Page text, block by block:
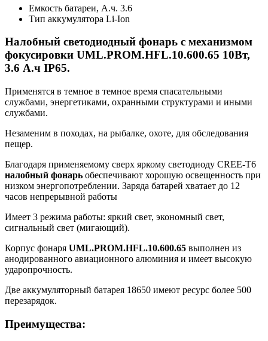
Емкость батареи, А.ч. 3.6
Тип аккумулятора Li-Ion
Налобный светодиодный фонарь с механизмом
фокусировки UML.PROM.HFL.10.600.65 10Вт,
3.6 А.ч IP65.
Применятся в темное в темное время спасательными
службами, энергетиками, охранными структурами и иными
службами.
Незаменим в походах, на рыбалке, охоте, для обследования
пещер.
Благодаря применяемому сверх яркому светодиоду CREE-T6
налобный фонарь обеспечивают хорошую освещенность при
низком энергопотреблении. Заряда батарей хватает до 12
часов непрерывной работы
Имеет 3 режима работы: яркий свет, экономный свет,
сигнальный свет (мигающий).
Корпус фонаря UML.PROM.HFL.10.600.65 выполнен из
анодированного авиационного алюминия и имеет высокую
ударопрочность.
Две аккумуляторный батарея 18650 имеют ресурс более 500
перезарядок.
Преимущества: